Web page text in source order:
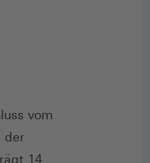
vom
der
14